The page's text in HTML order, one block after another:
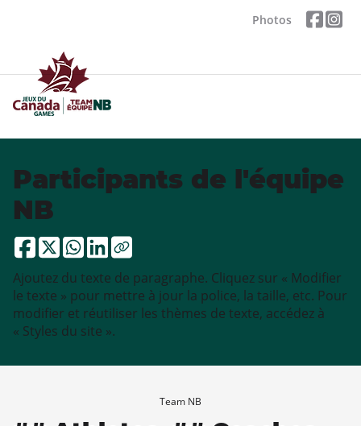
Photos
Participants de l'équipe
NB
Ajoutez du texte de paragraphe. Cliquez sur « Modifier
le texte » pour mettre à jour la police, la taille, etc. Pour
modifier et réutiliser les thèmes de texte, accédez à
« Styles du site ».
Team NB